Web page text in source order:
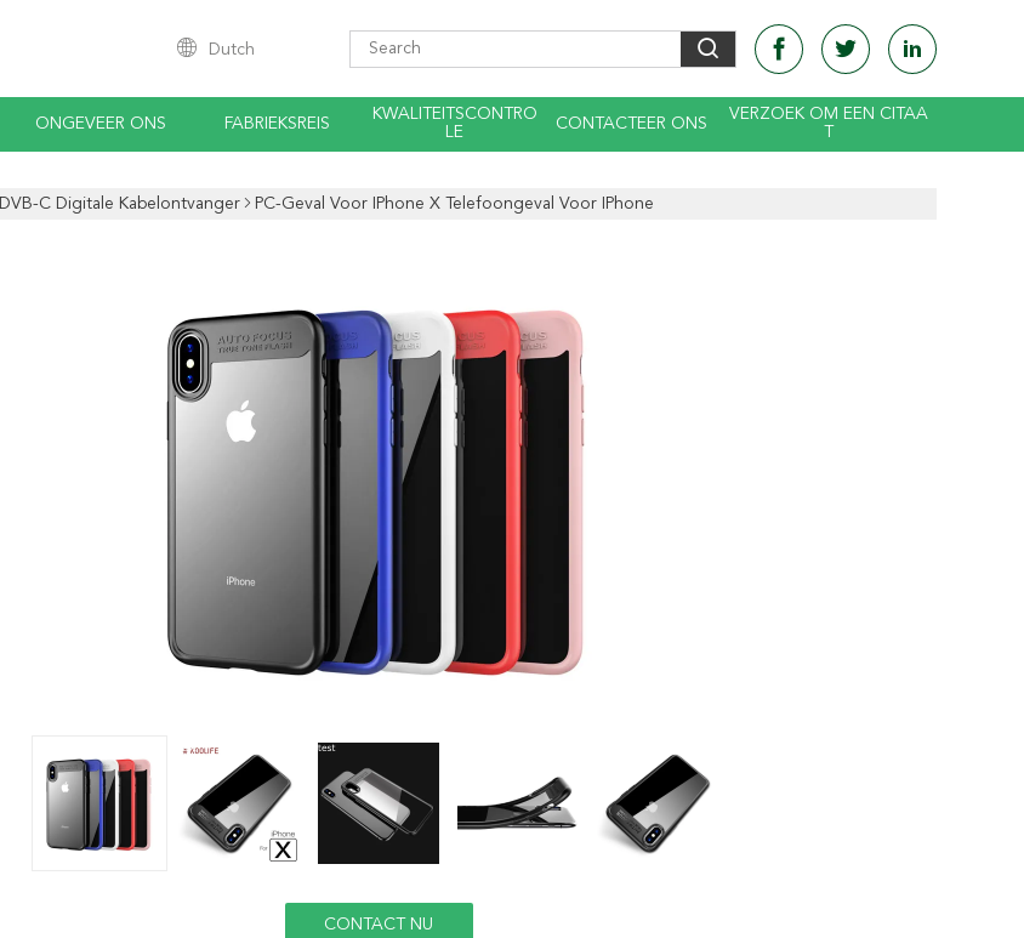
Dutch
ONGEVEER ONS FABRIEKSREIS
KWALITEITSCONTRO
LE
CONTACTEER ONS
VERZOEK OM EEN CITAA
DVB-C Digitale Kabelontvanger PC-Geval Voor IPhone X Telefoongeval Voor IPhone
CONTACT NU